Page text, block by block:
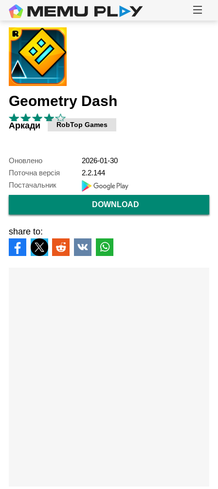
Geometry Dash
Аркади RobTop Games
Оновлено
2026-01-30
Поточна версія
2.2.144
Постачальник
DOWNLOAD
share to: